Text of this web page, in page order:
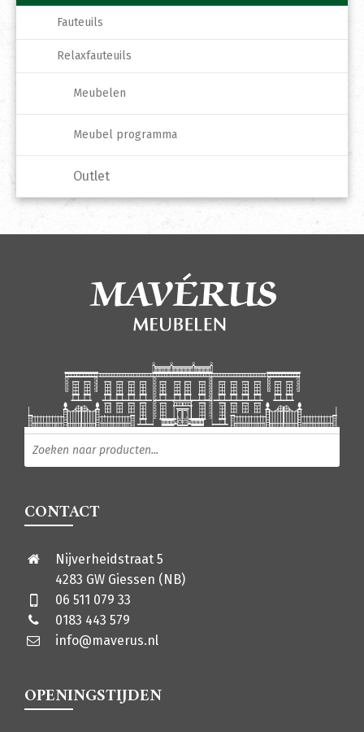
Fauteuils
Relaxfauteuils
Meubelen
Meubel programma
Outlet
Producten zoeken
CONTACT
Nijverheidstraat 5
4283 GW Giessen (NB)
06 511 079 33
0183 443 579
info@maverus.nl
OPENINGSTIJDEN